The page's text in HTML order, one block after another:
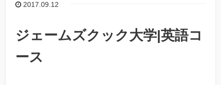
2017.09.12
ジェームズクック大学|英語コ
ース